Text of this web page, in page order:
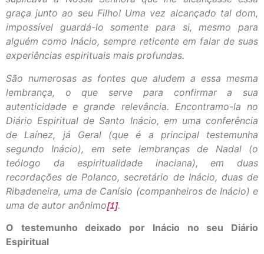
graça junto ao seu Filho! Uma vez alcançado tal dom,
impossível guardá-lo somente para si, mesmo para
alguém como Inácio, sempre reticente em falar de suas
experiências espirituais mais profundas.
São numerosas as fontes que aludem a essa mesma
lembrança, o que serve para confirmar a sua
autenticidade e grande relevância. Encontramo-la no
Diário Espiritual de Santo Inácio, em uma conferência
de Laínez, já Geral (que é a principal testemunha
segundo Inácio), em sete lembranças de Nadal (o
teólogo da espiritualidade inaciana), em duas
recordações de Polanco, secretário de Inácio, duas de
Ribadeneira, uma de Canísio (companheiros de Inácio) e
uma de autor anônimo[1].
O testemunho deixado por Inácio no seu Diário
Espiritual